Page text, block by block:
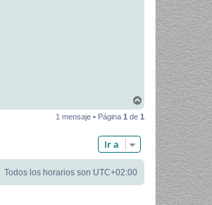
r
r
1 mensaje • Página 1 de 1
Ir a
Todos los horarios son UTC+02:00